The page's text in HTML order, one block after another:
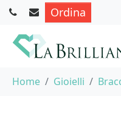
Ordina
Home Gioielli